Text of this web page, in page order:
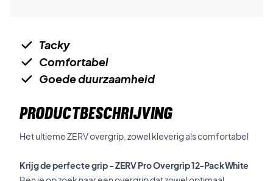
Tacky
Comfortabel
Goede duurzaamheid
PRODUCTBESCHRIJVING
Het ultieme ZERV overgrip, zowel kleverig als comfortabel
Krijg de perfecte grip - ZERV Pro Overgrip12-Pack White